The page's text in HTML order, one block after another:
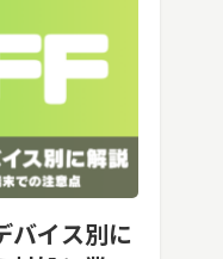
バイス別に